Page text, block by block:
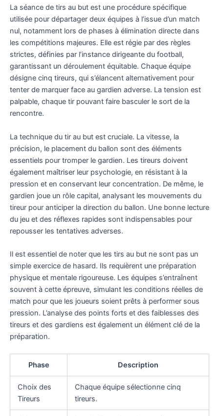
La séance de tirs au but est une procédure spécifique
utilisée pour départager deux équipes à l’issue d’un match
nul, notamment lors de phases à élimination directe dans
les compétitions majeures. Elle est régie par des règles
strictes, définies par l’instance dirigeante du football,
garantissant un déroulement équitable. Chaque équipe
désigne cinq tireurs, qui s’élancent alternativement pour
tenter de marquer face au gardien adverse. La tension est
palpable, chaque tir pouvant faire basculer le sort de la
rencontre.
La technique du tir au but est cruciale. La vitesse, la
précision, le placement du ballon sont des éléments
essentiels pour tromper le gardien. Les tireurs doivent
également maîtriser leur psychologie, en résistant à la
pression et en conservant leur concentration. De même, le
gardien joue un rôle capital, analysant les mouvements du
tireur pour anticiper la direction du ballon. Une bonne lecture
du jeu et des réflexes rapides sont indispensables pour
repousser les tentatives adverses.
Il est essentiel de noter que les tirs au but ne sont pas un
simple exercice de hasard. Ils requièrent une préparation
physique et mentale rigoureuse. Les équipes s’entraînent
souvent à cette épreuve, simulant les conditions réelles de
match pour que les joueurs soient prêts à performer sous
pression. L’analyse des points forts et des faiblesses des
tireurs et des gardiens est également un élément clé de la
préparation.
Phase Description
Choix des
Tireurs
Chaque équipe sélectionne cinq
tireurs.